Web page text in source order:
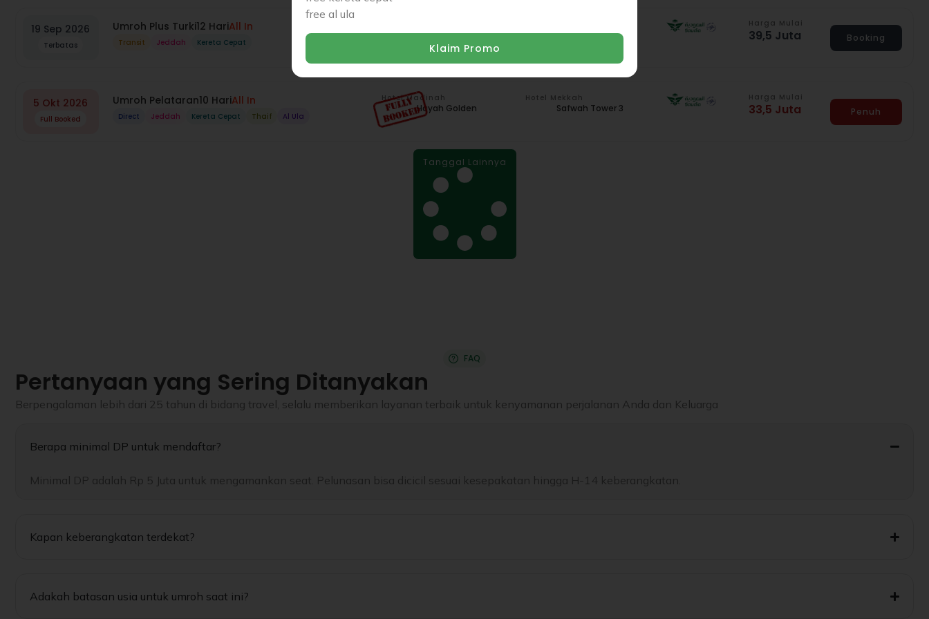
19 Sep 2026
Terbatas
Umroh Plus Turki12 HariAll In
Transit Jeddah Kereta Cepat
Hayah Golden / Setaraf Azka Al Safa / Setaraf
Harga Mulai
39,5 Juta Booking
5 Okt 2026
Full Booked
Umroh Pelataran10 HariAll In
Direct Jeddah Kereta Cepat Thaif Al Ula
Hotel Madinah
Hayah Golden
Hotel Mekkah
Safwah Tower 3
Harga Mulai
33,5 Juta Penuh
Tanggal Lainnya
FAQ
Pertanyaan yang Sering Ditanyakan
Berpengalaman lebih dari 25 tahun di bidang travel, selalu memberikan layanan terbaik untuk kenyamanan perjalanan Anda dan Keluarga
Berapa minimal DP untuk mendaftar?
Minimal DP adalah Rp 5 Juta untuk mengamankan seat. Pelunasan bisa dicicil sesuai kesepakatan hingga H-14 keberangkatan.
Kapan keberangkatan terdekat?
Adakah batasan usia untuk umroh saat ini?
free al ula
Klaim Promo